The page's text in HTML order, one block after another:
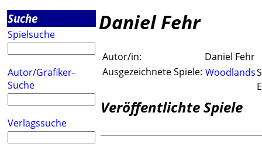
Suche
Spielsuche
Autor/Grafiker-
Suche
Verlagssuche
Daniel Fehr
Autor/in:
Daniel Fehr
Ausgezeichnete Spiele: Woodlands
Veröffentlichte Spiele